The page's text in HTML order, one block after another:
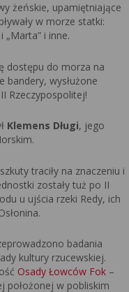
żeńskie, upamiętniające
w morze statki:
„Marta” i inne.
dostępu do morza na
bandery, wysłużone
Rzeczypospolitej!
Klemens Długi, jego
traciły na znaczeniu i
zostały tuż po II
u ujścia rzeki Redy, ich
badania
kultury rzucewskiej.
Osady Łowców Fok –
położonej w pobliskim